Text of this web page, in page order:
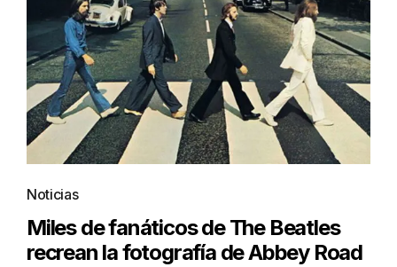
Noticias
Miles de fanáticos de The Beatles
recrean la fotografía de Abbey Road